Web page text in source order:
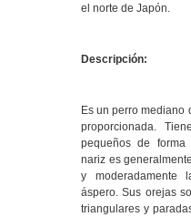
el norte de Japón.
Descripción:
Es un perro mediano
proporcionada.
pequeños de forma
nariz es
y moderadamente
áspero. Sus orejas
triangulares y